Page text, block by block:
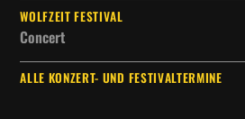
WOLFZEIT FESTIVAL
Concert
ALLE KONZERT- UND FESTIVALTERMINE